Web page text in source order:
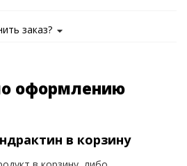
заказ?
оформлению
в корзину